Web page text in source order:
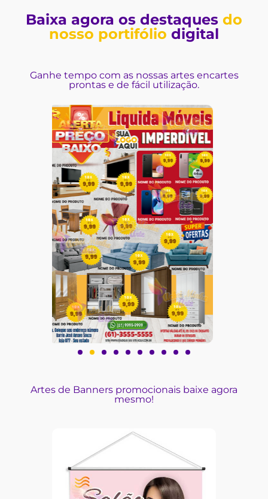
Baixa agora os destaques do
nosso portifólio digital
Ganhe tempo com as nossas artes encartes
prontas e de fácil utilização.
Artes de Banners promocionais baixe agora
mesmo!